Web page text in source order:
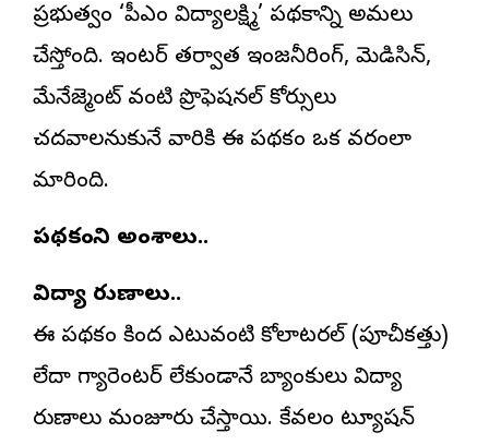
ప్రభుత్వం ‘పీఎం విద్యాలక్ష్మి’ పథకాన్ని అమలు
చేస్తోంది. ఇంటర్ తర్వాత ఇంజనీరింగ్, మెడిసిన్,
మేనేజ్మెంట్ వంటి ప్రొఫెషనల్ కోర్సులు
చదవాలనుకునే వారికి ఈ పథకం ఒక వరంలా
మారింది.
పథకంలోని అంశాలు..
విద్యా రుణాలు..
ఈ పథకం కింద ఎటువంటి కోలాటరల్ (పూచీకత్తు)
లేదా గ్యారెంటర్ లేకుండానే బ్యాంకులు విద్యా
రుణాలు మంజూరు చేస్తాయి. కేవలం ట్యూషన్